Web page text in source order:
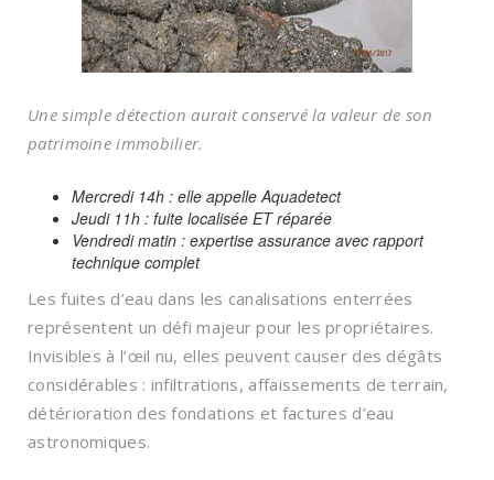
Une simple détection aurait conservé la valeur de son
patrimoine immobilier.
Mercredi 14h : elle appelle Aquadetect
Jeudi 11h : fuite localisée ET réparée
Vendredi matin : expertise assurance avec rapport
technique complet
Les fuites d’eau dans les canalisations enterrées
représentent un défi majeur pour les propriétaires.
Invisibles à l’œil nu, elles peuvent causer des dégâts
considérables : infiltrations, affaissements de terrain,
détérioration des fondations et factures d’eau
astronomiques.